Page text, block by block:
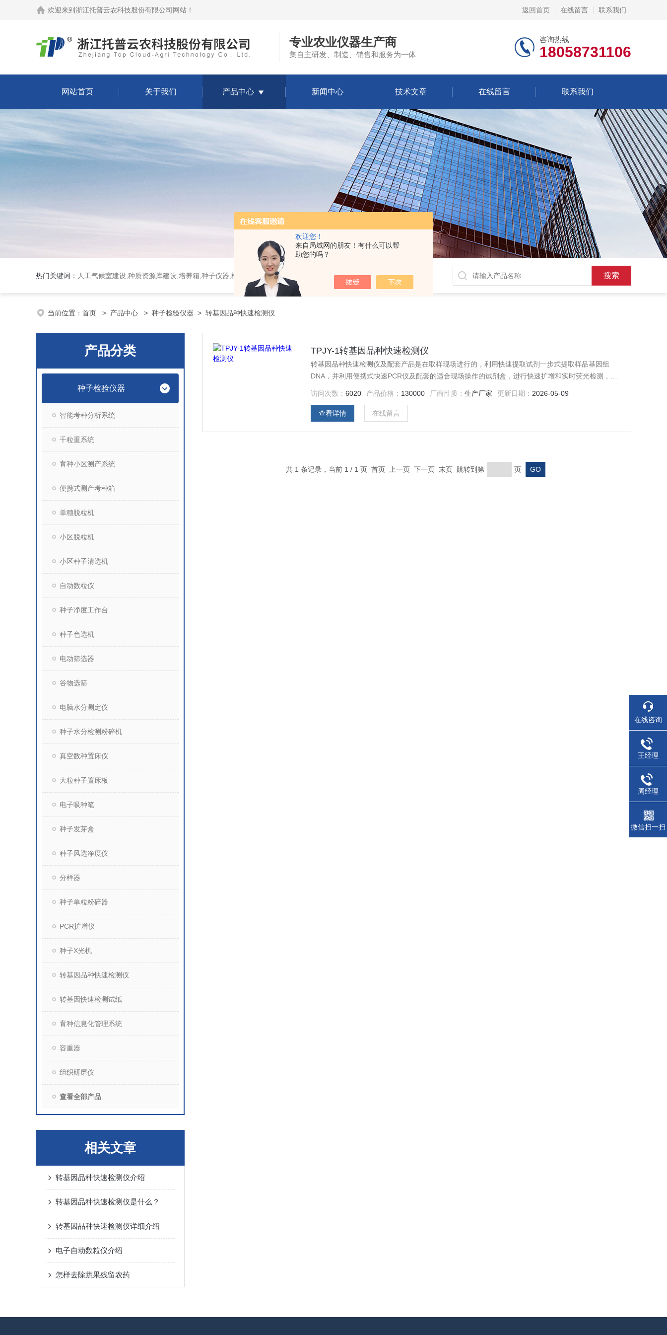
欢迎您！
来自局域网的朋友！有什么可以帮
助您的吗？
欢迎来到 浙江托普云农科技股份有限公司网站 ！ 返回首页 在线留言 联系我们
专业农业仪器生产商
集自主研发、制造、销售和服务为一体
咨询热线
18058731106
网站首页 关于我们 产品中心 新闻中心 技术文章 在线留言 联系我们
热门关键词： 人工气候室建设,种质资源库建设,培养箱,种子仪器,植物生理仪器,植保仪器,土壤仪器,环境气象仪器
当前位置： 首页 > 产品中心 > 种子检验仪器 > 转基因品种快速检测仪
产品分类
种子检验仪器
智能考种分析系统
千粒重系统
育种小区测产系统
便携式测产考种箱
单穗脱粒机
小区脱粒机
小区种子清选机
自动数粒仪
种子净度工作台
种子色选机
电动筛选器
谷物选筛
电脑水分测定仪
种子水分检测粉碎机
真空数种置床仪
大粒种子置床板
电子吸种笔
种子发芽盒
种子风选净度仪
分样器
种子单粒粉碎器
PCR扩增仪
种子X光机
转基因品种快速检测仪
转基因快速检测试纸
育种信息化管理系统
容重器
组织研磨仪
查看全部产品
相关文章
转基因品种快速检测仪介绍
转基因品种快速检测仪是什么？
转基因品种快速检测仪详细介绍
电子自动数粒仪介绍
怎样去除蔬果残留农药
TPJY-1转基因品种快速检测仪
转基因品种快速检测仪及配套产品是在取样现场进行的，利用快速提取试剂一步式提取样品基因组
DNA，并利用便携式快速PCR仪及配套的适合现场操作的试剂盒，进行快速扩增和实时荧光检测，从
访问次数：6020 产品价格： 130000 厂商性质：生产厂家 更新日期： 2026-05-09
查看详情 在线留言
共 1 条记录，当前 1 / 1 页 首页 上一页 下一页 末页 跳转到第 页
在线咨询
王经理
周经理
微信扫一扫